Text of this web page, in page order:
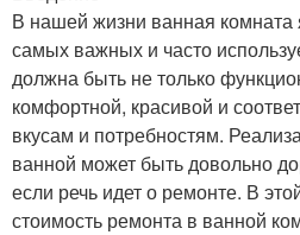
В нашей жизни ванная комната
самых важных и часто
должна быть не только
комфортной, красивой и
вкусам и потребностям.
ванной может быть довольно
если речь идет о ремонте. В
стоимость ремонта в ванной